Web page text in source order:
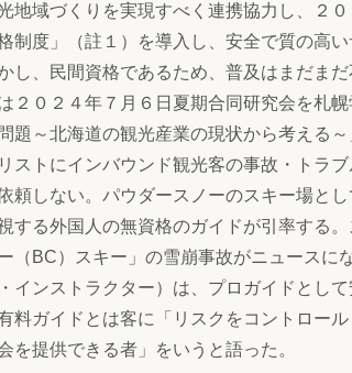
地域づくりを実現すべく連携協力し、２
制度」（註１）を導入し、安全で質の高
し、民間資格であるため、普及はまだまだ
０２４年７月６日夏期合同研究会を札
題～北海道の観光産業の現状から考える
ストにインバウンド観光客の事故・トラ
頼しない。パウダースノーのスキー場と
する外国人の無資格のガイドが引率する
（BC）スキー」の雪崩事故がニュースに
インストラクター）は、プロガイドとし
料ガイドとは客に「リスクをコントロー
を提供できる者」をいうと語った。